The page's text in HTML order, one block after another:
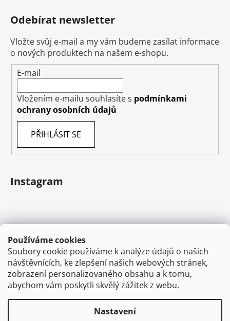
Používáme cookies
Soubory cookie používáme k analýze údajů o našich
návštěvnících, ke zlepšení našich webových stránek,
zobrazení personalizovaného obsahu a k tomu,
abychom vám poskytli skvělý zážitek z webu.
Nastavení
Odebírat newsletter
Vložte svůj e-mail a my vám budeme zasílat informace
o nových produktech na našem e-shopu.
E-mail
Vložením e-mailu souhlasíte s podmínkami
ochrany osobních údajů
PŘIHLÁSIT SE
Instagram
Sledovat na Instagramu